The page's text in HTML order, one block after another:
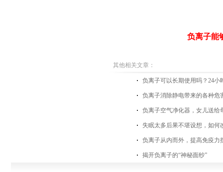
负离子能
其他相关文章：
负离子可以长期使用吗？24小
负离子消除静电带来的各种危
负离子空气净化器，女儿送给
失眠太多后果不堪设想，如何
负离子从内而外，提高免疫力
揭开负离子的“神秘面纱”